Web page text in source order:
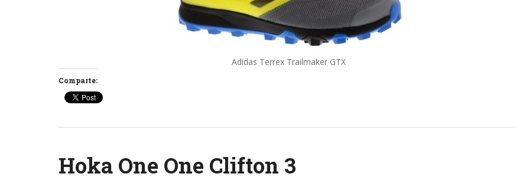
Adidas Terrex Trailmaker GTX
Comparte:
Hoka One One Clifton 3